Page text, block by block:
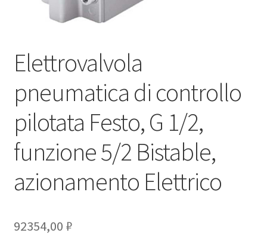
Elettrovalvola
pneumatica di controllo
pilotata Festo, G 1/2,
funzione 5/2 Bistable,
azionamento Elettrico
92354,00 ₽